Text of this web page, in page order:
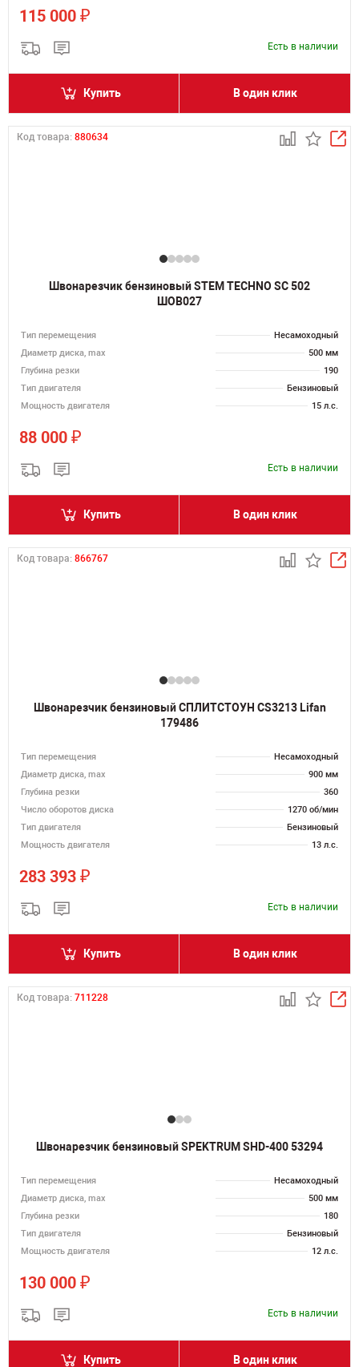
115 000 ₽
Есть в наличии
Купить В один клик
Код товара: 880634
Швонарезчик бензиновый STEM TECHNO SC 502
ШОВ027
Тип перемещения
Несамоходный
Диаметр диска, max
500 мм
Глубина резки
190
Тип двигателя
Бензиновый
Мощность двигателя
15 л.с.
88 000 ₽
Есть в наличии
Купить В один клик
Код товара: 866767
Швонарезчик бензиновый СПЛИТСТОУН CS3213 Lifan
179486
Тип перемещения
Несамоходный
Диаметр диска, max
900 мм
Глубина резки
360
Число оборотов диска
1270 об/мин
Тип двигателя
Бензиновый
Мощность двигателя
13 л.с.
283 393 ₽
Есть в наличии
Купить В один клик
Код товара: 711228
Швонарезчик бензиновый SPEKTRUM SHD-400 53294
Тип перемещения
Несамоходный
Диаметр диска, max
500 мм
Глубина резки
180
Тип двигателя
Бензиновый
Мощность двигателя
12 л.с.
130 000 ₽
Есть в наличии
Купить В один клик